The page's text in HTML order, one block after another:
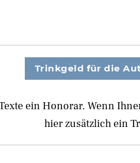
Trinkgeld für die
ein Honorar. Wenn
hier zusätzlich ein